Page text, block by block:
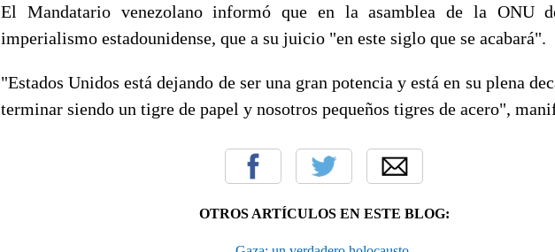
El Mandatario venezolano informó que en la asamblea de la ONU
imperialismo estadounidense, que a su juicio "en este siglo que se acabará".
"Estados Unidos está dejando de ser una gran potencia y está en su plena
terminar siendo un tigre de papel y nosotros pequeños tigres de acero",
OTROS ARTÍCULOS EN ESTE BLOG: